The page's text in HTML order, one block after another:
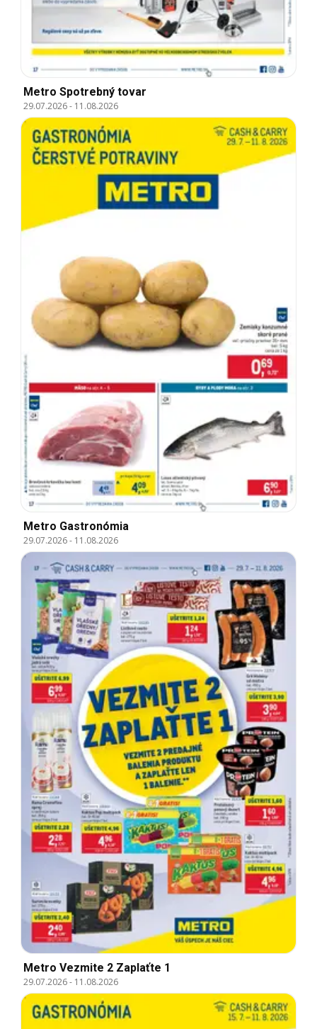
Metro Spotrebný tovar
29.07.2026- 11.08.2026
Metro Gastronómia
29.07.2026- 11.08.2026
Metro Vezmite 2 Zaplaťte 1
29.07.2026- 11.08.2026